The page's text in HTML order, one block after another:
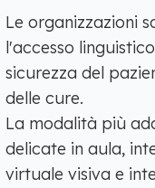
Le organizzazioni
l'accesso
sicurezza del
delle cure.
La modalità più
delicate in aula,
virtuale visiva e